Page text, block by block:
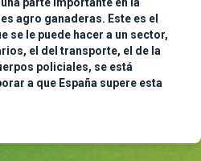
agro ganaderas. Este es el
se le puede hacer a un sector,
el del transporte, el de la
policiales, se está
a que España supere esta